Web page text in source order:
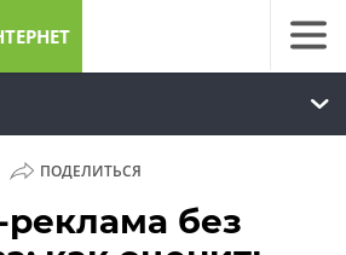
ПОДЕЛИТЬСЯ
реклама без